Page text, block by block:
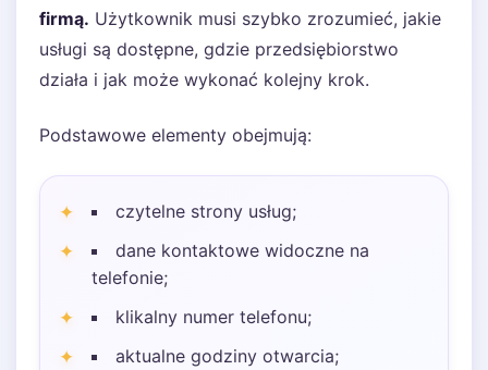
firmą. Użytkownik musi szybko zrozumieć, jakie
usługi są dostępne, gdzie przedsiębiorstwo
działa i jak może wykonać kolejny krok.
Podstawowe elementy obejmują:
czytelne strony usług;
dane kontaktowe widoczne na
telefonie;
klikalny numer telefonu;
aktualne godziny otwarcia;